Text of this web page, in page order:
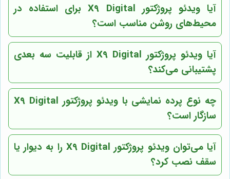
آیا ویدئو پروژکتور X9 Digital برای استفاده در
محیط‌های روشن مناسب است؟
آیا ویدئو پروژکتور X9 Digital از قابلیت سه بعدی
پشتیبانی می‌کند؟
چه نوع پرده نمایشی با ویدئو پروژکتور X9 Digital
سازگار است؟
آیا می‌توان ویدئو پروژکتور X9 Digital را به دیوار یا
سقف نصب کرد؟